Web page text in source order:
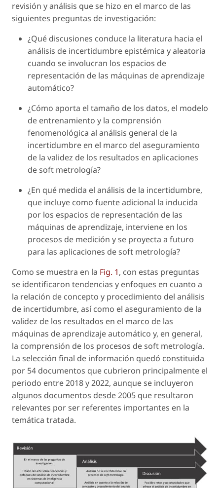
revisión y análisis que se hizo en el marco de las
siguientes preguntas de investigación:
¿Qué discusiones conduce la literatura hacia el
análisis de incertidumbre epistémica y aleatoria
cuando se involucran los espacios de
representación de las máquinas de aprendizaje
automático?
¿Cómo aporta el tamaño de los datos, el modelo
de entrenamiento y la comprensión
fenomenológica al análisis general de la
incertidumbre en el marco del aseguramiento
de la validez de los resultados en aplicaciones
de soft metrología?
¿En qué medida el análisis de la incertidumbre,
que incluye como fuente adicional la inducida
por los espacios de representación de las
máquinas de aprendizaje, interviene en los
procesos de medición y se proyecta a futuro
para las aplicaciones de soft metrología?
Como se muestra en la Fig. 1, con estas preguntas
se identificaron tendencias y enfoques en cuanto a
la relación de concepto y procedimiento del análisis
de incertidumbre, así como el aseguramiento de la
validez de los resultados en el marco de las
máquinas de aprendizaje automático y, en general,
la comprensión de los procesos de soft metrología.
La selección final de información quedó constituida
por 54 documentos que cubrieron principalmente el
periodo entre 2018 y 2022, aunque se incluyeron
algunos documentos desde 2005 que resultaron
relevantes por ser referentes importantes en la
temática tratada.